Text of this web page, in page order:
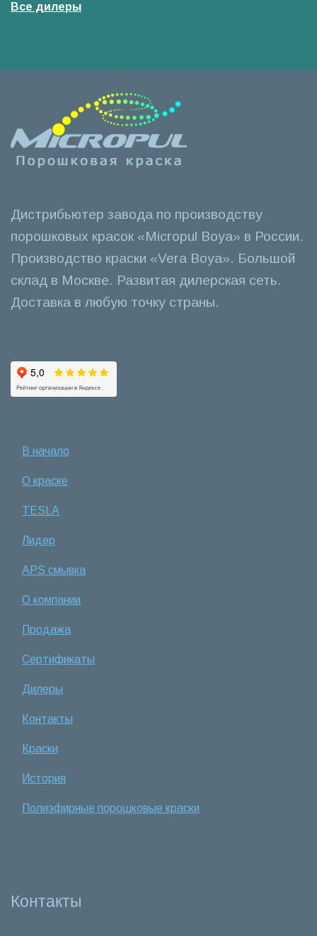
Все дилеры
Дистрибьютер завода по производству
порошковых красок «Micropul Boya» в России.
Производство краски «Vera Boya». Большой
склад в Москве. Развитая дилерская сеть.
Доставка в любую точку страны.
В начало
О краске
TESLA
Лидер
APS смывка
О компании
Продажа
Сертификаты
Дилеры
Контакты
Краски
История
Полиэфирные порошковые краски
Контакты